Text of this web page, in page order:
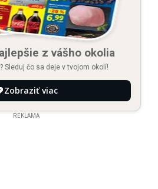
z vášho okolia
Sleduj čo sa deje v tvojom okolí!
Zobraziť viac
REKLAMA